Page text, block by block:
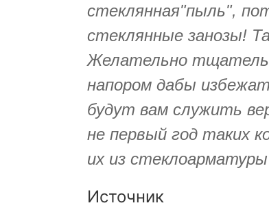
стеклянная"пыль",
стеклянные занозы!
Желательно
напором дабы
будут вам служить
не первый год таких
их из стеклоарматуры
Источник